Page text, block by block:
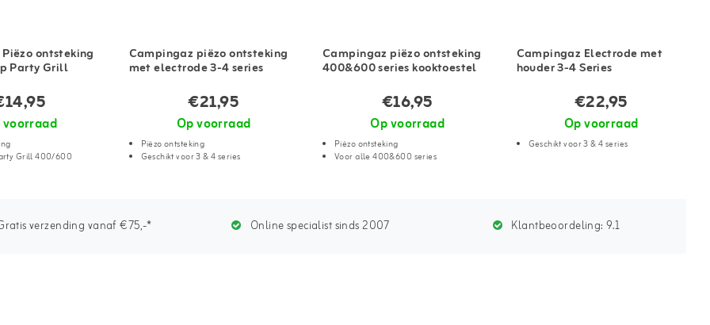
ontsteking
Party Grill
voorraad
Grill 400/600
Campingaz piëzo ontsteking
met electrode 3-4 series
€21,95
Op voorraad
Piëzo ontsteking
Geschikt voor 3 & 4 series
Campingaz piëzo ontsteking
400&600 series kooktoestel
€16,95
Op voorraad
Piëzo ontsteking
Voor alle 400&600 series
Campingaz Electrode met
houder 3-4 Series
€22,95
Op voorraad
Geschikt voor 3 & 4 series
verzending vanaf €75,-* Online specialist sinds 2007 Klantbeoordeling:9.1